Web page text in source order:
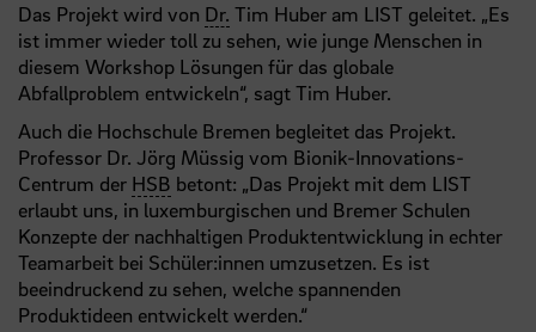
Das Projekt wird von Dr. Tim Huber am LIST geleitet. „Es
ist immer wieder toll zu sehen, wie junge Menschen in
diesem Workshop Lösungen für das globale
Abfallproblem entwickeln“, sagt Tim Huber.
Auch die Hochschule Bremen begleitet das Projekt.
Professor Dr. Jörg Müssig vom Bionik-Innovations-
Centrum der HSB betont: „Das Projekt mit dem LIST
erlaubt uns, in luxemburgischen und Bremer Schulen
Konzepte der nachhaltigen Produktentwicklung in echter
Teamarbeit bei Schüler:innen umzusetzen. Es ist
beeindruckend zu sehen, welche spannenden
Produktideen entwickelt werden.“